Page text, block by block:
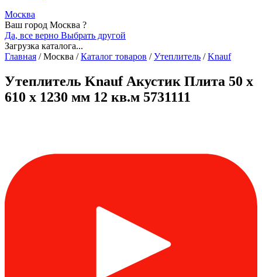
Москва
Ваш город Москва ?
Да, все верно Выбрать другой
Загрузка каталога...
Главная /Москва / Каталог товаров / Утеплитель / Knauf
Утеплитель Knauf Акустик Плита 50 х
610 х 1230 мм 12 кв.м 5731111